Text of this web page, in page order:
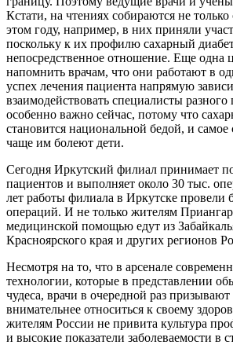
Кстати, на чтениях собираются не
этом году, например, в них приняли
поскольку к их профилю сахарный
непосредственное отношение. Еще
напомнить врачам, что они работают в
успех лечения пациента напрямую
взаимодействовать специалисты
особенно важно сейчас, потому что
становится национальной бедой, и самое
чаще им болеют дети.
Сегодня Иркутский филиал принимает
пациентов и выполняет около 30 тыс.
лет работы филиала в Иркутске провели
операций. И не только жителям
медицинской помощью едут из
Красноярского края и других регионов
Несмотря на то, что в арсенале
технологии, которые в представлении
чудеса, врачи в очередной раз призывают
внимательнее относиться к своему
жителям России не привита культура
и высокие показатели заболеваемости в